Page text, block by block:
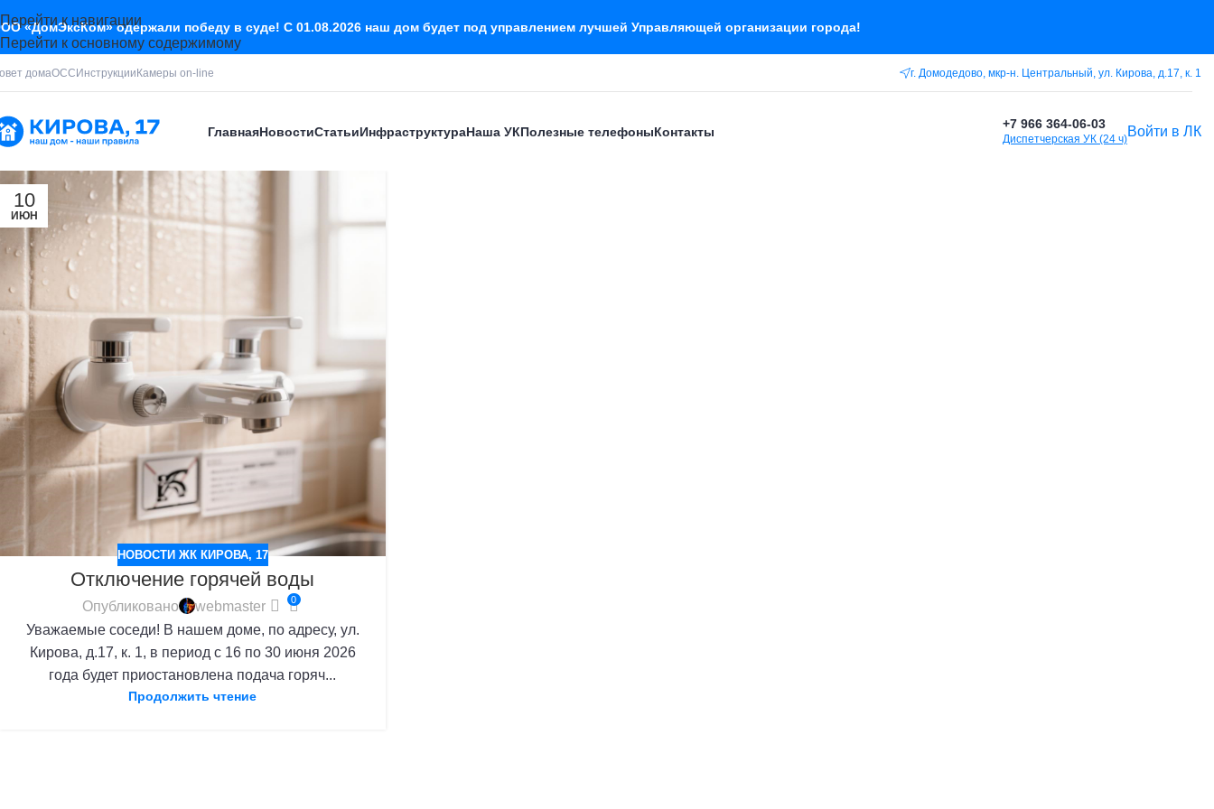
Перейти к навигации
Перейти к основному содержимому
«ДомЭксКом» одержали победу в суде! С 01.08.2026 наш дом будет под управлением лучшей Управляющей организации города!
домаОССИнструкцииКамеры on-line г. Домодедово, мкр-н. Центральный, ул. Кирова, д.17, к. 1
ГлавнаяНовостиСтатьиИнфраструктураНаша УКПолезные телефоныКонтакты
+7 966 364-06-03
Диспетчерская УК (24 ч)Войти в ЛК
10
ИЮН
НОВОСТИ ЖК КИРОВА, 17
Отключение горячей воды
Опубликовано webmaster 0
Уважаемые соседи! В нашем доме, по адресу, ул.
Кирова, д.17, к. 1, в период с 16 по 30 июня 2026
года будет приостановлена подача горяч...
Продолжить чтение